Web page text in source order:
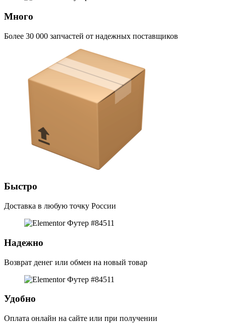
Много
Более 30 000 запчастей от надежных поставщиков
Быстро
Доставка в любую точку России
Надежно
Возврат денег или обмен на новый товар
Удобно
Оплата онлайн на сайте или при получении